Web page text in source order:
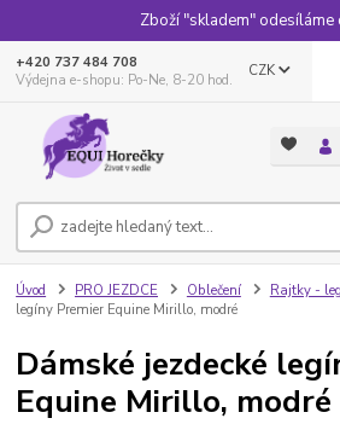
Zboží "skladem" odesíláme
CZK
+420 737 484 708
Výdejna e-shopu: Po-Ne, 8-20 hod.
Úvod PRO JEZDCE Oblečení Rajtky -
legíny Premier Equine Mirillo, modré
Dámské jezdecké
Equine Mirillo, modré